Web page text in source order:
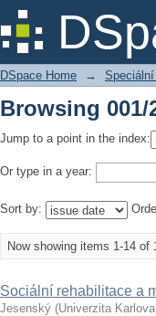
Browsing 001/
DSpace Home →
Browsing 001/
Jump to a point in the index:
Or type in a year:
Sort by:
Now showing items 1-14 of
Sociální rehabilitace a
Jesenský (Univerzita